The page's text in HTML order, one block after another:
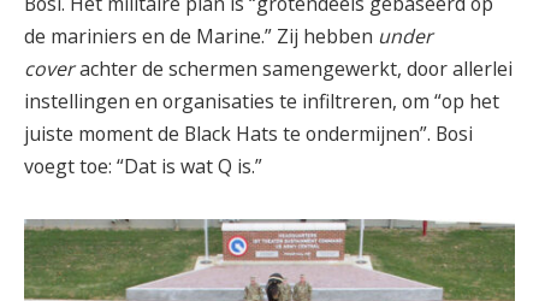
de mariniers en de Marine.” Zij hebben under
coverachter de schermen samengewerkt, door allerlei
instellingen en organisaties te infiltreren, om “op het
juiste moment de Black Hats te ondermijnen”. Bosi
voegt toe: “Dat is wat Q is.”